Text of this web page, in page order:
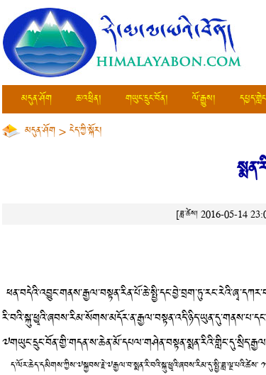
མདུན་ཤོག
ཆ་འཕྲིན། གཡུང་དྲུང་བོན། ལོ་རྒྱུས།
མདུན་ཤོག>ངེད་ཀྱི་སྐོར།
[ཟླ་ཚེས། 2016-05-14